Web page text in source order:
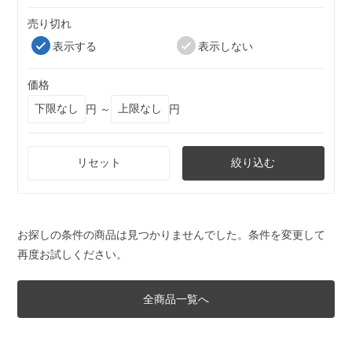
売り切れ
表示する
表示しない
価格
円 ～
円
リセット 絞り込む
お探しの条件の商品は見つかりませんでした。条件を変更して
再度お試しください。
全商品一覧へ